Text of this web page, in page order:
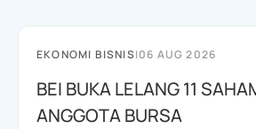
EKONOMI BISNIS|06 AUG 2026
BEI BUKA LELANG 11
ANGGOTA BURSA